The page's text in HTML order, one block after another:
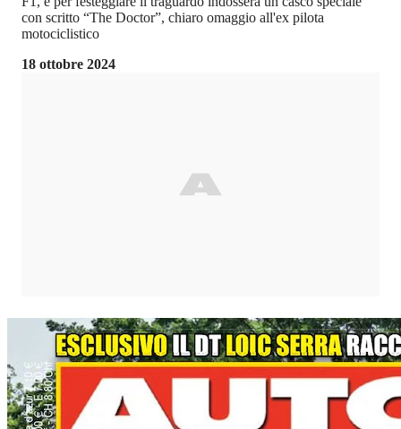
con scritto “The Doctor”, chiaro omaggio all'ex pilota
motociclistico
18 ottobre 2024